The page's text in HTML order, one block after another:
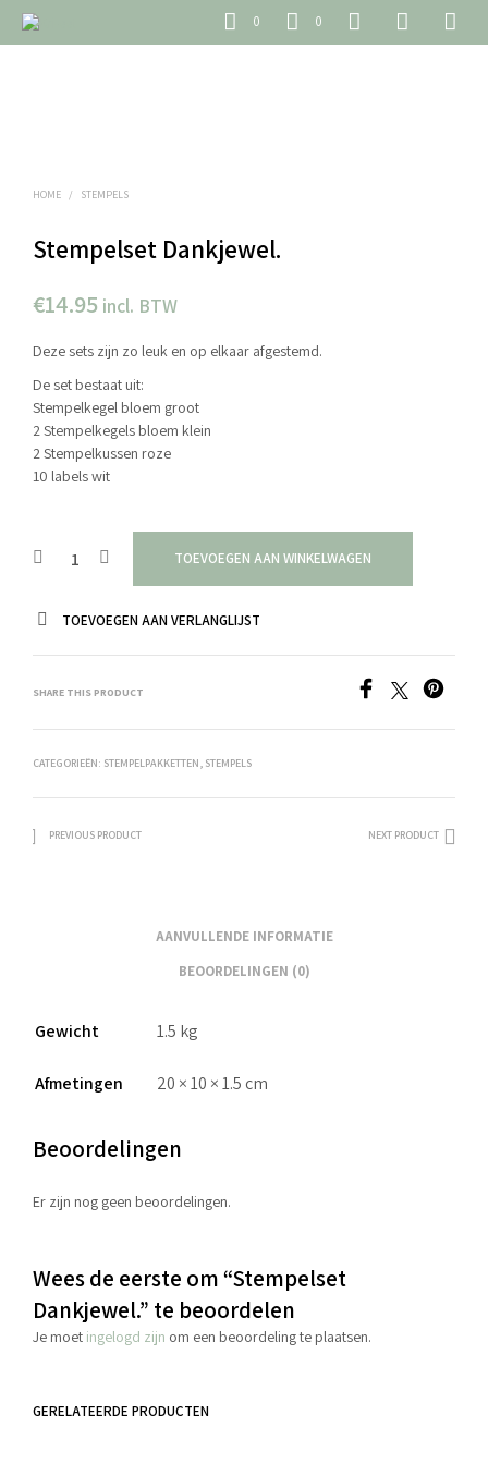
0 0
HOME / STEMPELS
Stempelset Dankjewel.
€14.95 incl. BTW
Deze sets zijn zo leuk en op elkaar afgestemd.
De set bestaat uit:
Stempelkegel bloem groot
2 Stempelkegels bloem klein
2 Stempelkussen roze
10 labels wit
TOEVOEGEN AAN WINKELWAGEN
TOEVOEGEN AAN VERLANGLIJST
SHARE THIS PRODUCT
CATEGORIEËN: STEMPELPAKKETTEN, STEMPELS
PREVIOUS PRODUCT NEXT PRODUCT
AANVULLENDE INFORMATIE
BEOORDELINGEN (0)
Gewicht 1.5 kg
Afmetingen 20 × 10 × 1.5 cm
Beoordelingen
Er zijn nog geen beoordelingen.
Wees de eerste om “Stempelset
Dankjewel.” te beoordelen
Je moet ingelogd zijn om een beoordeling te plaatsen.
GERELATEERDE PRODUCTEN